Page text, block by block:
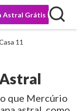
Astral Grátis
11
que Mercúrio